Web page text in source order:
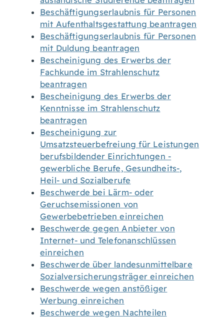
Beschäftigungserlaubnis für Personen
mit Aufenthaltsgestattung beantragen
Beschäftigungserlaubnis für Personen
mit Duldung beantragen
Bescheinigung des Erwerbs der
Fachkunde im Strahlenschutz
beantragen
Bescheinigung des Erwerbs der
Kenntnisse im Strahlenschutz
beantragen
Bescheinigung zur
Umsatzsteuerbefreiung für Leistungen
berufsbildender Einrichtungen -
gewerbliche Berufe, Gesundheits-,
Heil- und Sozialberufe
Beschwerde bei Lärm- oder
Geruchsemissionen von
Gewerbebetrieben einreichen
Beschwerde gegen Anbieter von
Internet- und Telefonanschlüssen
einreichen
Beschwerde über landesunmittelbare
Sozialversicherungsträger einreichen
Beschwerde wegen anstößiger
Werbung einreichen
Beschwerde wegen Nachteilen